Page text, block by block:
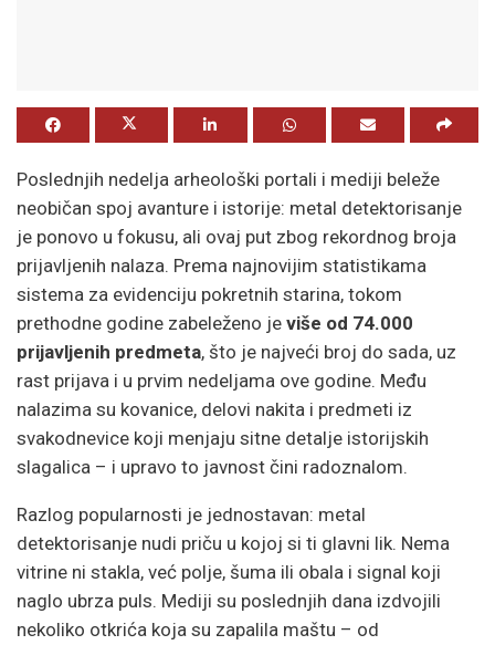
Poslednjih nedelja arheološki portali i mediji beleže
neobičan spoj avanture i istorije: metal detektorisanje
je ponovo u fokusu, ali ovaj put zbog rekordnog broja
prijavljenih nalaza. Prema najnovijim statistikama
sistema za evidenciju pokretnih starina, tokom
prethodne godine zabeleženo je više od 74.000
prijavljenih predmeta, što je najveći broj do sada, uz
rast prijava i u prvim nedeljama ove godine. Među
nalazima su kovanice, delovi nakita i predmeti iz
svakodnevice koji menjaju sitne detalje istorijskih
slagalica – i upravo to javnost čini radoznalom.
Razlog popularnosti je jednostavan: metal
detektorisanje nudi priču u kojoj si ti glavni lik. Nema
vitrine ni stakla, već polje, šuma ili obala i signal koji
naglo ubrza puls. Mediji su poslednjih dana izdvojili
nekoliko otkrića koja su zapalila maštu – od